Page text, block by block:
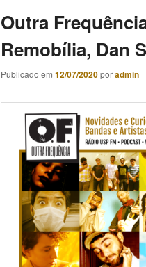
Outra
Remobília, Dan
Publicado em 12/07/2020poradmin